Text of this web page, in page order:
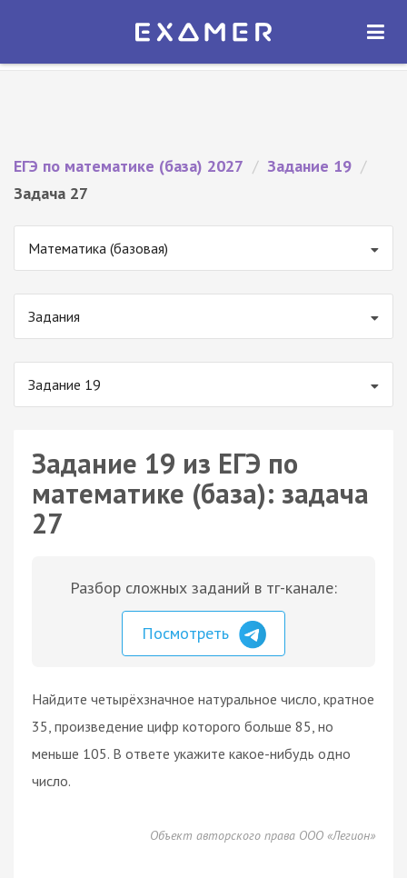
Экзамер — ЕГЭ 2027
ОТКРЫТЬ
ЕГЭ по математике (база) 2027 / Задание 19 /
Задача 27
Математика (базовая)
Задания
Задание 19
Задание 19 из ЕГЭ по
математике (база): задача
27
Разбор сложных заданий в тг-канале:
Посмотреть
Найдите четырёхзначное натуральное число, кратное
35, произведение цифр которого больше 85, но
меньше 105. В ответе укажите какое-нибудь одно
число.
Объект авторского права ООО «Легион»